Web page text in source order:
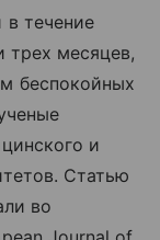
течение
трех месяцев,
беспокойных
и
Статью
во